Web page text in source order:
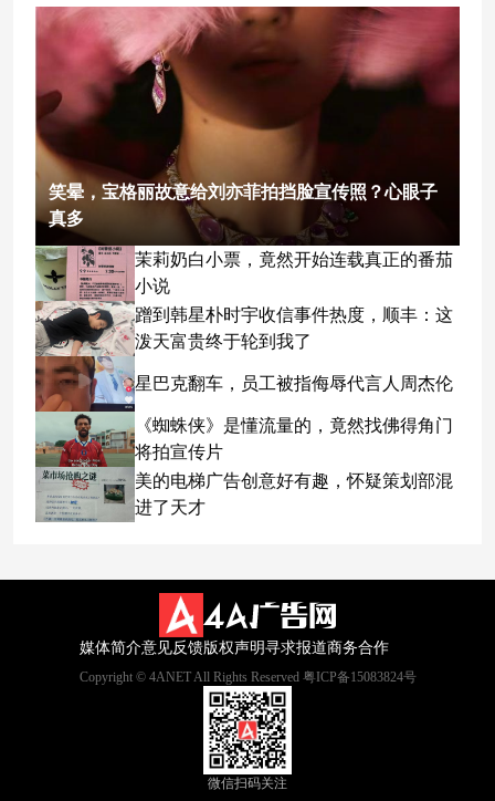
笑晕，宝格丽故意给刘亦菲拍挡脸宣传照？心眼子
真多
茉莉奶白小票，竟然开始连载真正的番茄
小说
蹭到韩星朴时宇收信事件热度，顺丰：这
泼天富贵终于轮到我了
星巴克翻车，员工被指侮辱代言人周杰伦
《蜘蛛侠》是懂流量的，竟然找佛得角门
将拍宣传片
美的电梯广告创意好有趣，怀疑策划部混
进了天才
媒体简介意见反馈版权声明寻求报道商务合作
Copyright © 4ANET All Rights Reserved 粤ICP备15083824号
微信扫码关注